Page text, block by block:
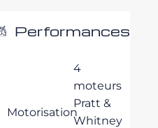
Performances
Motorisation
4
moteurs
Pratt &
Whitney